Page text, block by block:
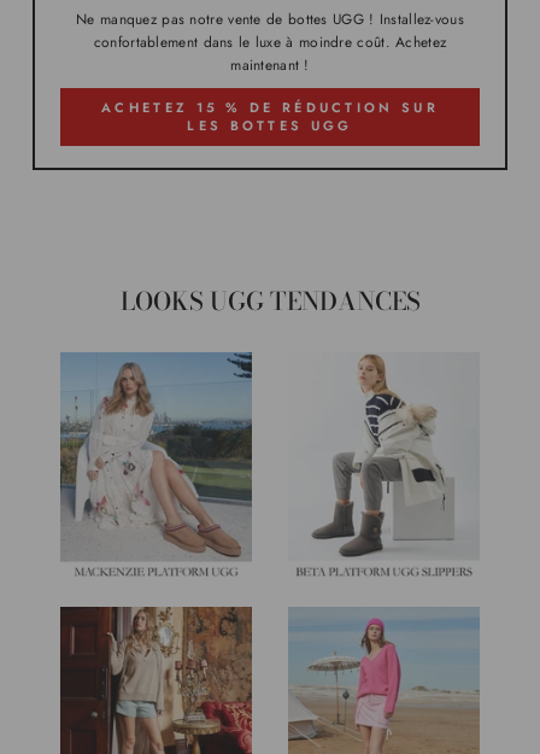
Ne manquez pas notre vente de bottes UGG ! Installez-vous
confortablement dans le luxe à moindre coût. Achetez
maintenant !
ACHETEZ 15 % DE RÉDUCTION SUR
LES BOTTES UGG
LOOKS UGG TENDANCES